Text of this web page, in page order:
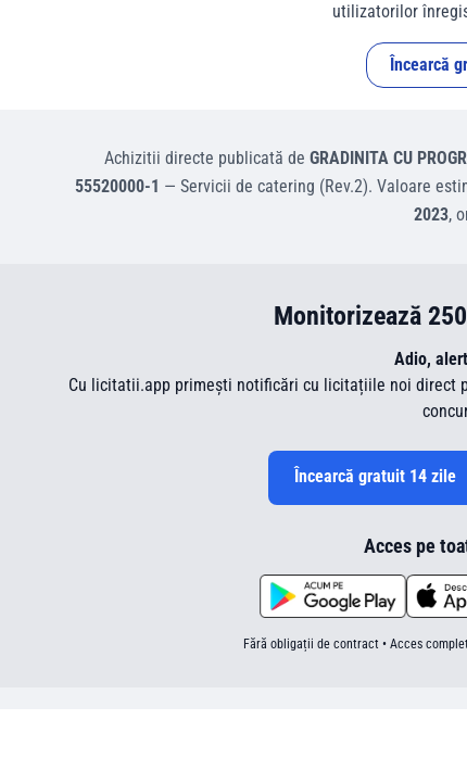
utilizatorilor
Încearcă
Achizitii directe publicată de GRADINITA CU
55520000-1 — Servicii de catering (Rev.2). Valoare
2023,
Monitorizează
Adio,
Cu licitatii.app primești notificări cu licitațiile noi direct
Încearcă gratuit 14 zile
Acces pe
Fără obligații de contract • Acces